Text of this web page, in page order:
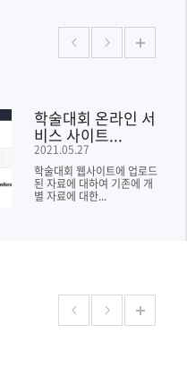
학술대회 온라인 서
비스 사이트...
2021.05.27
학술대회 웹사이트에 업로드
된 자료에 대하여 기존에 개
별 자료에 대한...